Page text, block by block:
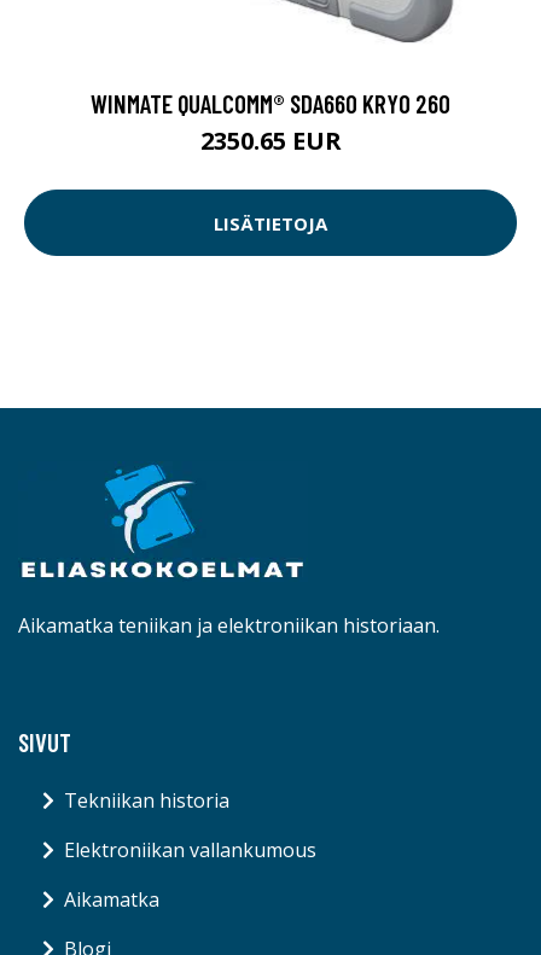
WINMATE QUALCOMM® SDA660 KRYO 260
2350.65 EUR
LISÄTIETOJA
Aikamatka teniikan ja elektroniikan historiaan.
SIVUT
Tekniikan historia
Elektroniikan vallankumous
Aikamatka
Blogi